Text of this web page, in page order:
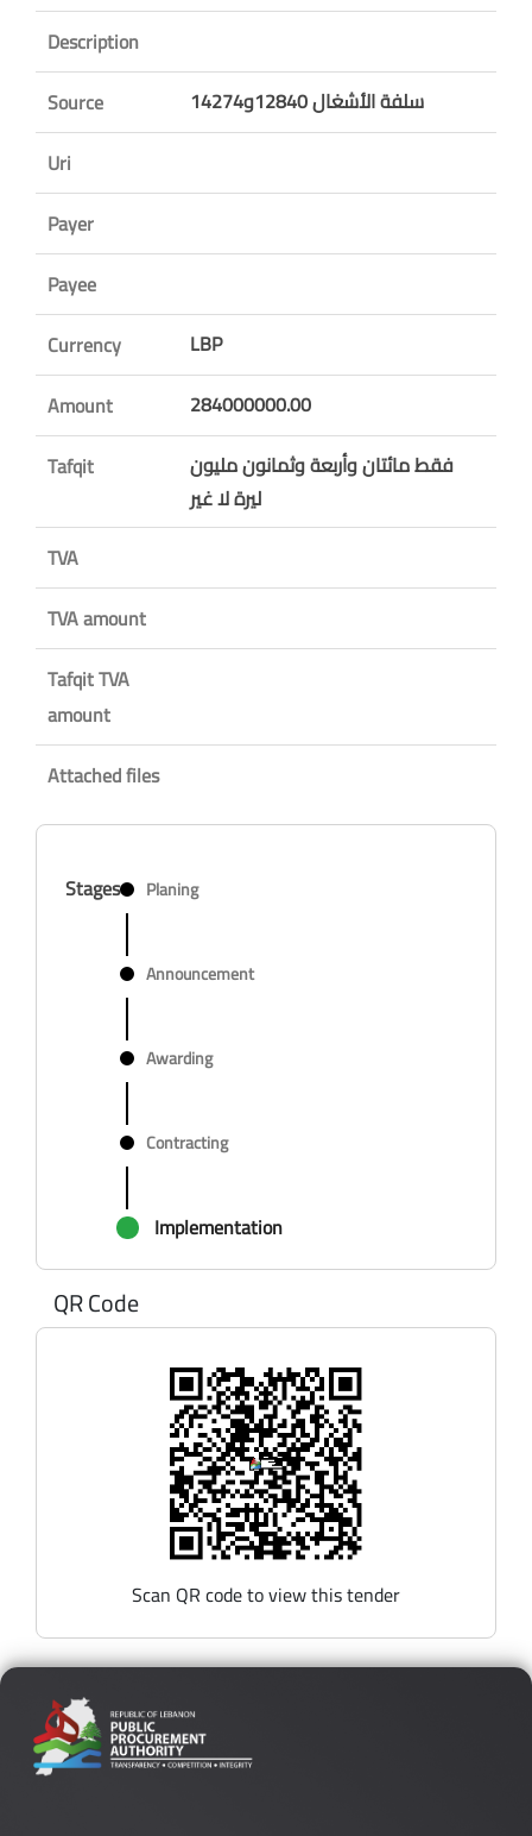
Description
Source
سلفة الأشغال 12840و14274
Uri
Payer
Payee
Currency
LBP
Amount
284000000.00
Tafqit
فقط مائتان وأربعة وثمانون مليون
ليرة لا غير
TVA
TVA amount
Tafqit TVA
amount
Attached files
Stages Planing
Announcement
Awarding
Contracting
Implementation
QR Code
Scan QR code to view this tender